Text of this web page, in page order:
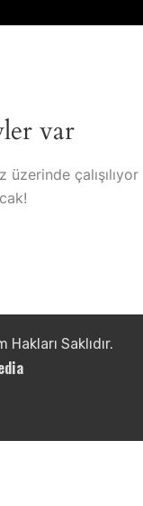
var
üzerinde çalışılıyor
Saklıdır.